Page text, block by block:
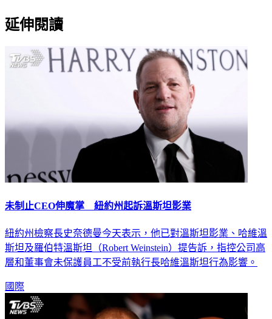
延伸閱讀
未制止CEO伸魔掌 紐約州起訴溫斯坦影業
紐約州檢察長史奈德曼今天表示，他已對溫斯坦影業、哈維溫
斯坦及羅伯特溫斯坦（Robert Weinstein）提告訴，指控公司高
層和董事會未保護員工不受前執行長哈維溫斯坦行為影響。
國際